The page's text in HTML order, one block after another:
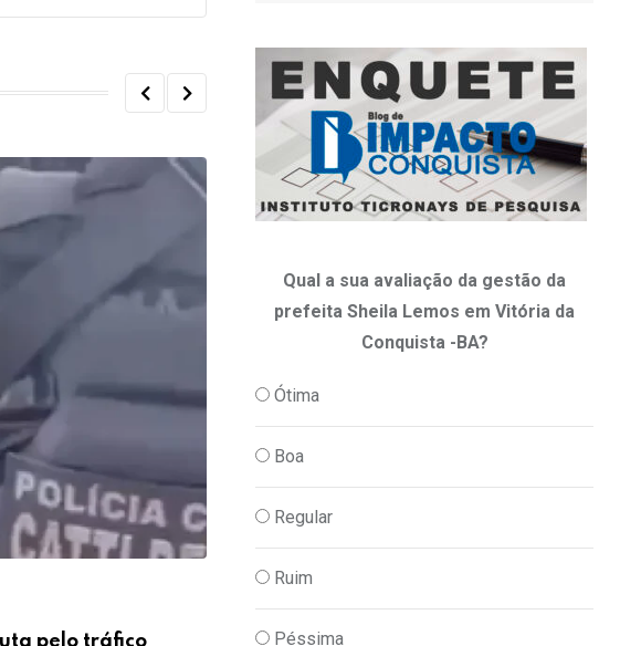
pelo tráfico Quatro pessoas são presas suspeitas
Qual a sua avaliação da gestão da
prefeita Sheila Lemos em Vitória da
Conquista -BA?
Ótima
Boa
Regular
Ruim
Péssima